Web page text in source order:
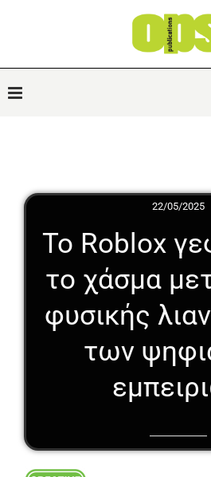
22/05/2025
Το Roblox
το χάσμα
φυσικής
των